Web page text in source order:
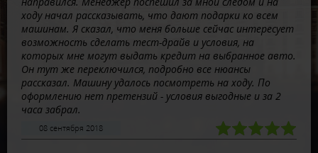
ходу начал рассказывать, что дают подарки ко всем
машинам. Я сказал, что меня больше сейчас интересует
возможность сделать тест-драйв и условия, на
которых мне могут выдать кредит на выбранное авто.
Он тут же переключился, подробно все нюансы
рассказал. Машину удалось посмотреть на ходу. По
оформлению нет претензий - условия выгодные и за 2
часа забрал.
08 сентября 2018